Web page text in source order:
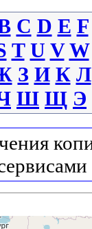
C D E F
T U V W
З И К Л
Ш Щ Э